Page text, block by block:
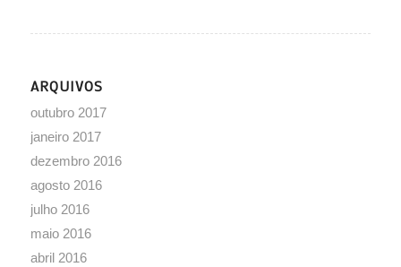
ARQUIVOS
outubro 2017
janeiro 2017
dezembro 2016
agosto 2016
julho 2016
maio 2016
abril 2016